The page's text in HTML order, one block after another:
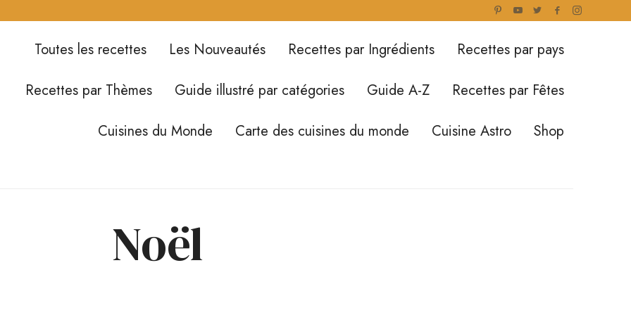
Toutes les recettes Les Nouveautés Recettes par Ingrédients
Recettes par pays
Recettes par Thèmes
Guide illustré par catégories Guide A-Z
Recettes par Fêtes
Cuisines du Monde
Carte des cuisines du monde Cuisine Astro Shop
Noël